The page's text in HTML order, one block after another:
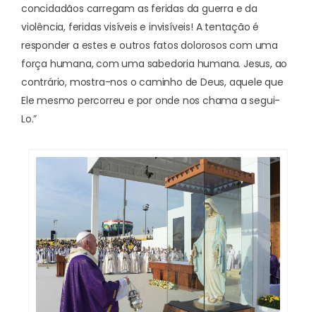
concidadãos carregam as feridas da guerra e da
violência, feridas visíveis e invisíveis! A tentação é
responder a estes e outros fatos dolorosos com uma
força humana, com uma sabedoria humana. Jesus, ao
contrário, mostra-nos o caminho de Deus, aquele que
Ele mesmo percorreu e por onde nos chama a segui-
Lo.”